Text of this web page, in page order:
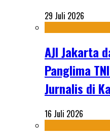
29 Juli 2026
AJI Jakarta
Panglima
Jurnalis di
16 Juli 2026